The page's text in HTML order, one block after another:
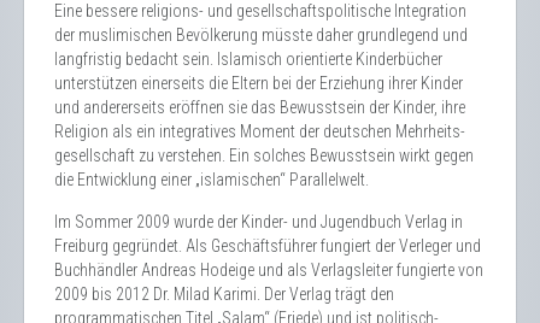
Eine bessere religions- und gesellschaftspolitische Integration
der muslimischen Bevölkerung müsste daher grundlegend und
langfristig bedacht sein. Islamisch orientierte Kinderbücher
unterstützen einerseits die Eltern bei der Erziehung ihrer Kinder
und andererseits eröffnen sie das Bewusstsein der Kinder, ihre
Religion als ein integratives Moment der deutschen Mehrheits­
gesellschaft zu verstehen. Ein solches Bewusstsein wirkt gegen
die Entwicklung einer „islamischen“ Parallelwelt.
Im Sommer 2009 wurde der Kinder- und Jugendbuch Verlag in
Freiburg gegründet. Als Geschäftsführer fungiert der Verleger und
Buchhändler Andreas Hodeige und als Verlagsleiter fungierte von
2009 bis 2012 Dr. Milad Karimi. Der Verlag trägt den
programmatischen Titel „Salam“ (Friede) und ist politisch-,